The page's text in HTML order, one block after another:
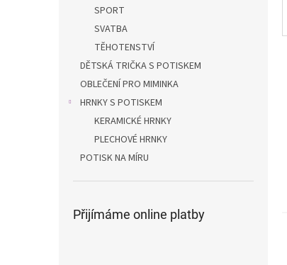
SPORT
SVATBA
TĚHOTENSTVÍ
DĚTSKÁ TRIČKA S POTISKEM
OBLEČENÍ PRO MIMINKA
HRNKY S POTISKEM
KERAMICKÉ HRNKY
PLECHOVÉ HRNKY
POTISK NA MÍRU
Přijímáme online platby